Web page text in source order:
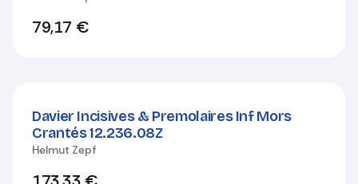
79,17 €
Davier Incisives & Premolaires Inf Mors
Crantés 12.236.08Z
Helmut Zepf